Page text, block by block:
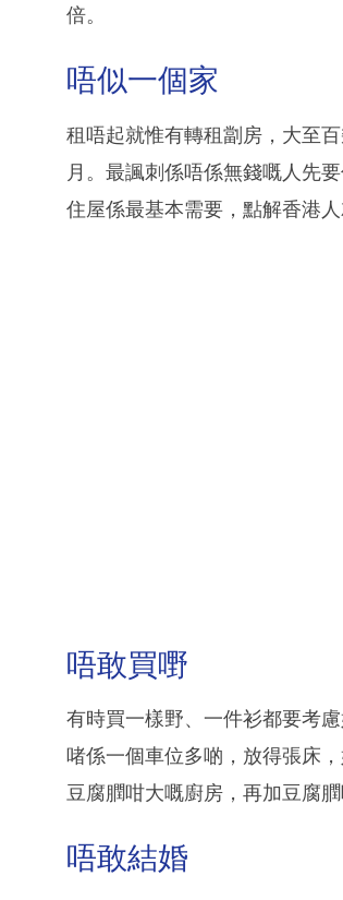
倍。
唔似一個家
租唔起就惟有轉租劏房，大至
月。最諷刺係唔係無錢嘅人先
住屋係最基本需要，點解香港
唔敢買嘢
有時買一樣野、一件衫都要考
啫係一個車位多啲，放得張床
豆腐膶咁大嘅廚房，再加豆腐
唔敢結婚